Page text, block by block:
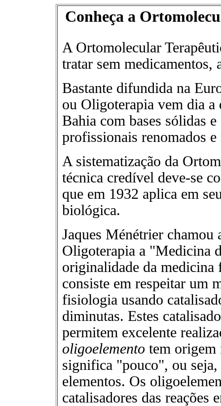
Conheça a
A Ortomolecular
tratar sem medicamentos,
Bastante difundida na
ou Oligoterapia vem dia a
Bahia com bases sólidas
profissionais renomados e
A sistematização da
técnica credível deve-se
que em 1932 aplica em
biológica.
Jaques Ménétrier chamou
Oligoterapia a "Medicina
originalidade da
consiste em respeitar um
fisiologia usando
diminutas. Estes
permitem excelente
oligoelemento tem origem
significa "pouco", ou seja,
elementos. Os
catalisadores das reações